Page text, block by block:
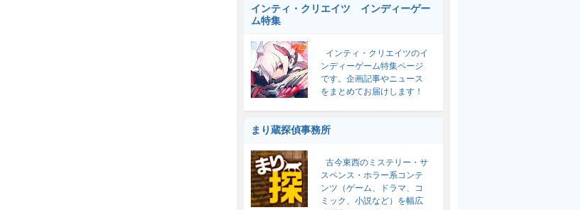
インティ・クリエイツ インディーゲー
ム特集
インティ・クリエイツのイ
ンディーゲーム特集ページ
です。企画記事やニュース
をまとめてお届けします！
まり蔵探偵事務所
古今東西のミステリー・サ
スペンス・ホラー系コンテ
ンツ（ゲーム、ドラマ、コ
ミック、小説など）を幅広